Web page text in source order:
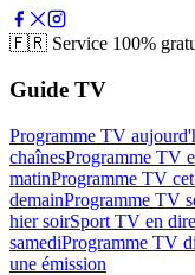
🇫🇷 Service 100%
Guide TV
Programme TV
chaînesProgramme TV
matinProgramme TV
demainProgramme TV
hier soirSport TV en
samediProgramme TV
une émission